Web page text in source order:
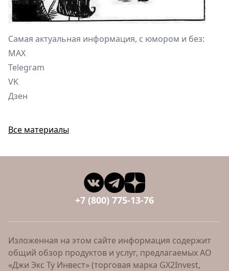
Самая актуальная информация, с юмором и без:
MAX
Telegram
VK
Дзен
Все материалы
+7 (800) 775-13-76
Изложенная на этом сайте информация содержит
общий обзор продуктов и услуг, предлагаемых АО
«Джи Экс Ту Инвест» (торговая марка GX2Invest,